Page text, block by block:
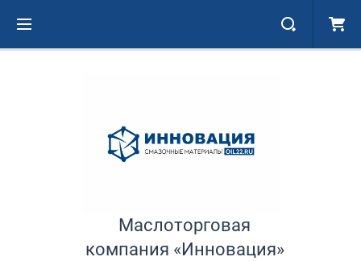
Маслоторговая
компания «Инновация»